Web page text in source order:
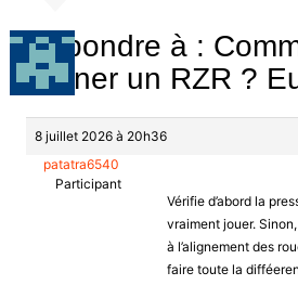
Répondre à :
aligner un RZR ?
8 juillet 2026 à 20h36
patatra6540
Participant
Vérifie d’abord la
vraiment jouer.
à l’alignement des
faire toute la